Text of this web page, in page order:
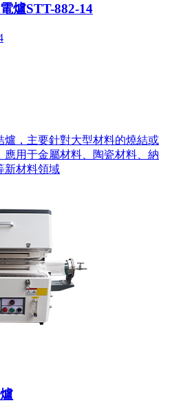
爐STT-882-14
爐，主要針對大型材料的燒結或
應用于金屬材料、陶瓷材料、納
新材料領域